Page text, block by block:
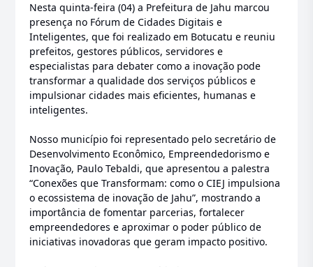
Nesta quinta-feira (04) a Prefeitura de Jahu marcou
presença no Fórum de Cidades Digitais e
Inteligentes, que foi realizado em Botucatu e reuniu
prefeitos, gestores públicos, servidores e
especialistas para debater como a inovação pode
transformar a qualidade dos serviços públicos e
impulsionar cidades mais eficientes, humanas e
inteligentes.
Nosso município foi representado pelo secretário de
Desenvolvimento Econômico, Empreendedorismo e
Inovação, Paulo Tebaldi, que apresentou a palestra
“Conexões que Transformam: como o CIEJ impulsiona
o ecossistema de inovação de Jahu”, mostrando a
importância de fomentar parcerias, fortalecer
empreendedores e aproximar o poder público de
iniciativas inovadoras que geram impacto positivo.